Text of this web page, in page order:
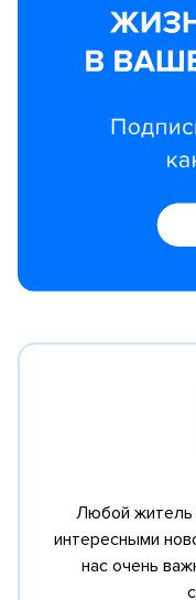
Любой житель
интересными
нас очень